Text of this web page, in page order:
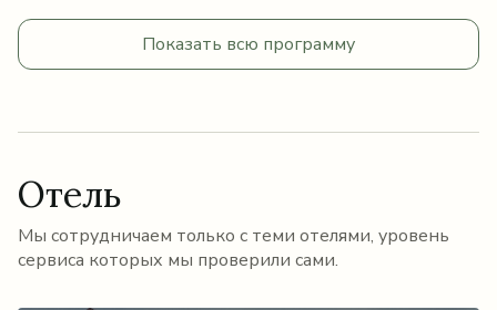
Показать всю программу
Отель
Мы сотрудничаем только с теми отелями, уровень
сервиса которых мы проверили сами.